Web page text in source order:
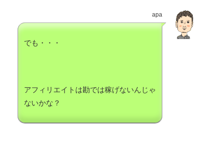
apa
でも・・・
アフィリエイトは勘では稼げないんじゃ
ないかな？